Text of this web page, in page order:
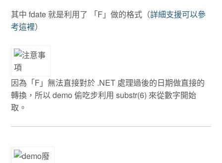
其中 fdate 就是利用了 「F」做的格式（詳細支援可以參
考這裡）
因為「F」無法直接對於 .NET 處理過後的日期做直接的
轉換，所以 demo 偷吃步利用 substr(6) 來從數字開始
取。